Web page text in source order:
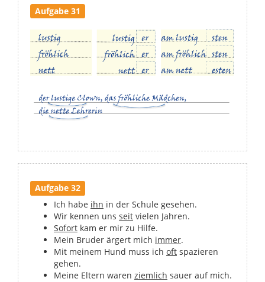
Aufgabe 31
Aufgabe 32
Ich habe ihn in der Schule gesehen.
Wir kennen uns seit vielen Jahren.
Sofort kam er mir zu Hilfe.
Mein Bruder ärgert mich immer.
Mit meinem Hund muss ich oft spazieren
gehen.
Meine Eltern waren ziemlich sauer auf mich.